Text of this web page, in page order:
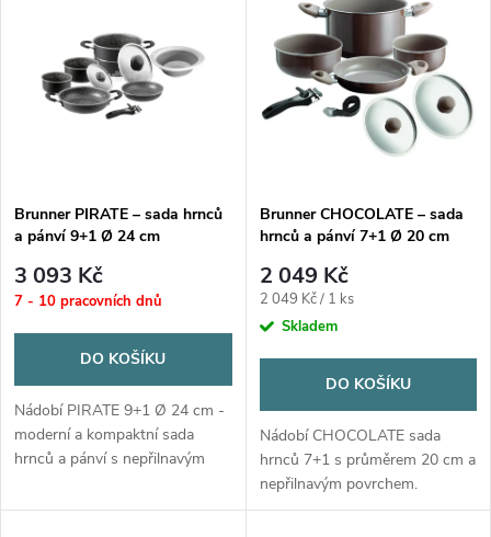
p
r
o
d
u
k
Nejprodávanější
Abecedně
s
p
r
d
u
Brunner PIRATE – sada hrnců
a pánví 9+1 Ø 24 cm
3 093 Kč
7 - 10 pracovních dnů
DO KOŠÍKU
Nádobí PIRATE 9+1 Ø 24 cm -
moderní a kompaktní sada
hrnců a pánví s nepřilnavým
každodenní vaření.
Brunner CHOCOLATE – sada
hrnců a pánví 7+1 Ø 20 cm
2 049 Kč
Měrná
cena:
2 049 Kč / 1 ks
Skladem
DO KOŠÍKU
Nádobí CHOCOLATE sada
hrnců 7+1 s průměrem 20 cm a
nepřilnavým povrchem.
Perfektní pro každodenní